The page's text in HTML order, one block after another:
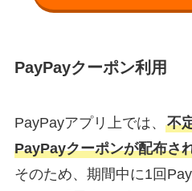
PayPayクーポン利用
PayPayアプリ上では、 不
PayPayクーポンが配布さ
そのため、期間中に1回